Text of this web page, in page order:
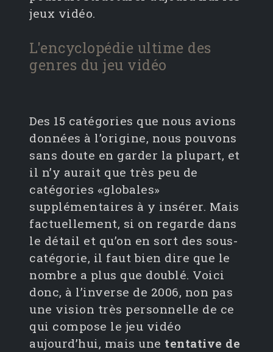
jeux vidéo.
L'encyclopédie ultime des
genres du jeu vidéo
Des 15 catégories que nous avions
données à l’origine, nous pouvons
sans doute en garder la plupart, et
il n’y aurait que très peu de
catégories «globales»
supplémentaires à y insérer. Mais
factuellement, si on regarde dans
le détail et qu’on en sort des sous-
catégorie, il faut bien dire que le
nombre a plus que doublé. Voici
donc, à l’inverse de 2006, non pas
une vision très personnelle de ce
qui compose le jeu vidéo
aujourd’hui, mais une tentative de